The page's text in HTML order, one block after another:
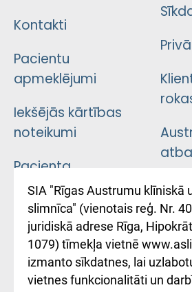
Kontakti
Pacientu
apmeklējumi
Iekšējās kārtības
noteikumi
Pacienta
atsauksmju/sūdzību
iesniegšanas
kārtība
Kā pie mums nokļūt
SIA "Rīgas Austrumu klīniskā
slimnīca" (vienotais reģ. Nr.
juridiskā adrese Rīga,
1079) tīmekļa vietnē
izmanto sīkdatnes, lai
vietnes funkcionalitāti un